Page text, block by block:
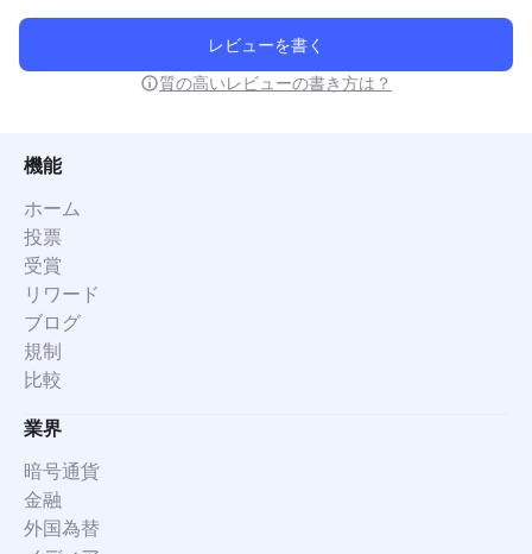
レビューを書く
質の高いレビューの書き方は？
機能
ホーム
投票
受賞
リワード
ブログ
規制
比較
業界
暗号通貨
金融
外国為替